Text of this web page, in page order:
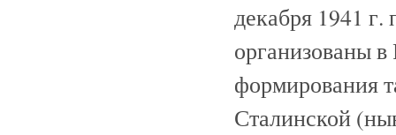
декабря 1941
организованы
формирования
Сталинской